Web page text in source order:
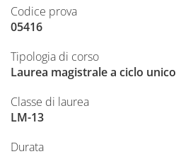
Codice prova
05416
Tipologia di corso
Laurea magistrale a ciclo unico
Classe di laurea
LM-13
Durata